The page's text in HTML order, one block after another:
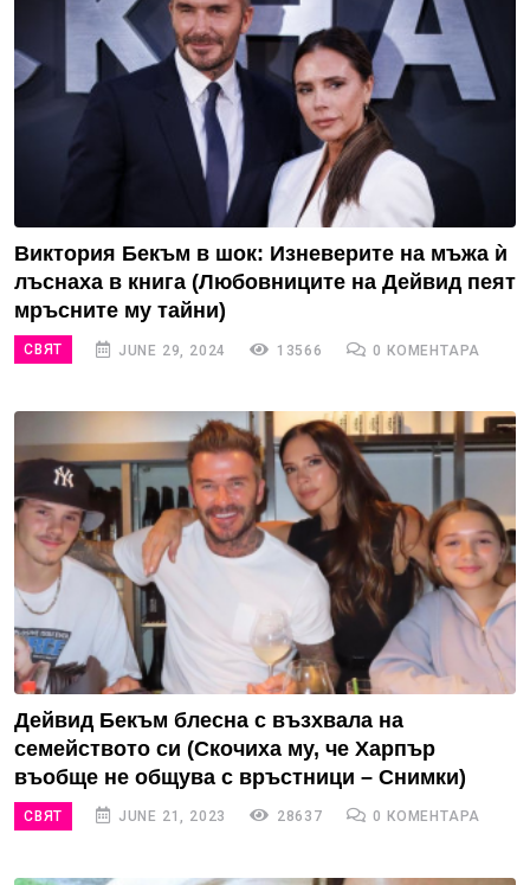
Виктория Бекъм в шок: Изневерите на мъжа ѝ
лъснаха в книга (Любовниците на Дейвид пеят
мръсните му тайни)
СВЯТ JUNE 29, 2024 13566 0 КОМЕНТАРА
Дейвид Бекъм блесна с възхвала на
семейството си (Скочиха му, че Харпър
въобще не общува с връстници – Снимки)
СВЯТ JUNE 21, 2023 28637 0 КОМЕНТАРА